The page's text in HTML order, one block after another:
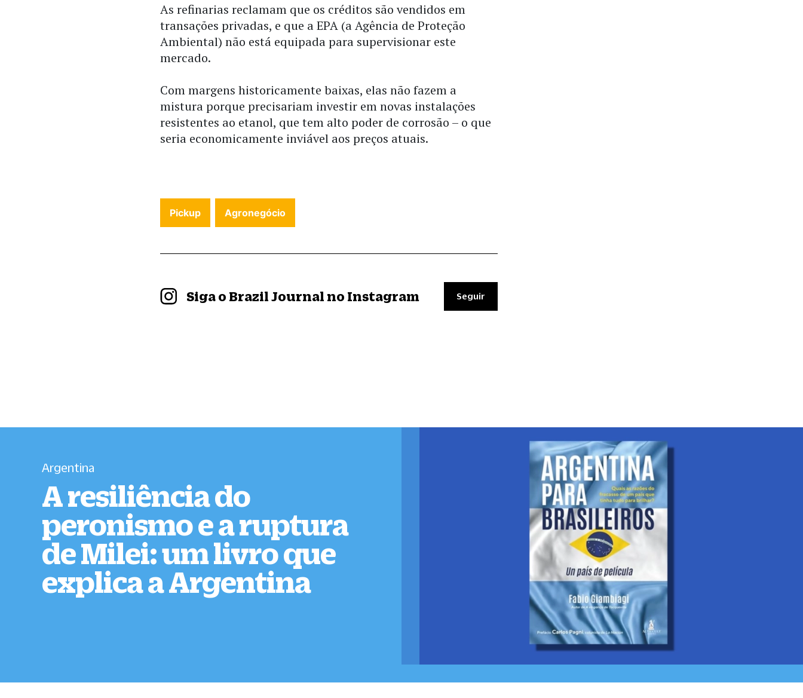
As refinarias reclamam que os créditos são vendidos em
transações privadas, e que a EPA (a Agência de Proteção
Ambiental) não está equipada para supervisionar este
mercado.
Com margens historicamente baixas, elas não fazem a
mistura porque precisariam investir em novas instalações
resistentes ao etanol, que tem alto poder de corrosão – o que
seria economicamente inviável aos preços atuais.
Pickup Agronegócio
Siga o Brazil Journal no Instagram Seguir
Argentina
A resiliência do
peronismo e a ruptura
de Milei: um livro que
explica a Argentina